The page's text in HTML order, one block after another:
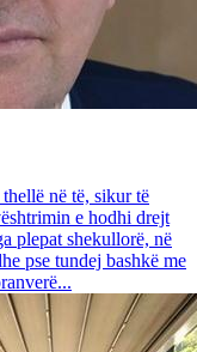
në të, sikur të
e hodhi drejt
plepat shekullorë, në
pse tundej bashkë me